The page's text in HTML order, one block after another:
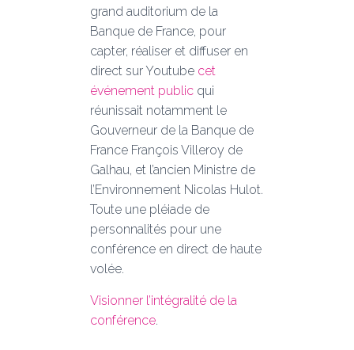
grand auditorium de la
Banque de France, pour
capter, réaliser et diffuser en
direct sur Youtube cet
événement public qui
réunissait notamment le
Gouverneur de la Banque de
France François Villeroy de
Galhau, et l’ancien Ministre de
l’Environnement Nicolas Hulot.
Toute une pléiade de
personnalités pour une
conférence en direct de haute
volée.
Visionner l’intégralité de la
conférence.